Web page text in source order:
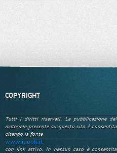
COPYRIGHT
Tutti i diritti riservati. La pubblicazione del
materiale presente su questo sito è consentita
citando la fonte
www.ipooh.it
con link attivo. In nessun caso è consentita